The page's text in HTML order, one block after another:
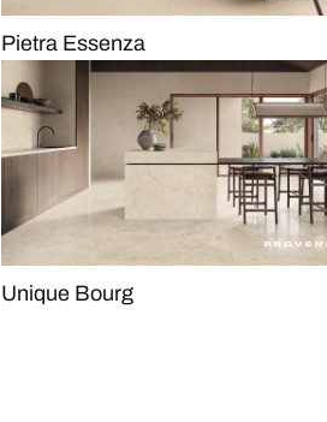
Pietra Essenza
Unique Bourg